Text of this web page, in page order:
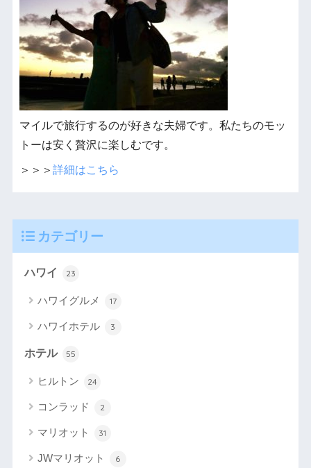
マイルで旅行するのが好きな夫婦です。私たちのモッ
トーは安く贅沢に楽しむです。
＞＞＞ 詳細はこちら
カテゴリー
ハワイ 23
ハワイグルメ 17
ハワイホテル 3
ホテル 55
ヒルトン 24
コンラッド 2
マリオット 31
JWマリオット 6